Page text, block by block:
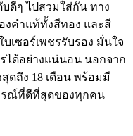
ดีๆ ไปสวมใส่กัน ทาง
งคำแท้ทั้งสีทอง และสี
เซอร์เพชรรับรอง มั่นใจ
ได้อย่างแน่นอน นอกจาก
ดถึง 18 เดือน พร้อมมี
รณ์ที่ดีที่สุดของทุกคน